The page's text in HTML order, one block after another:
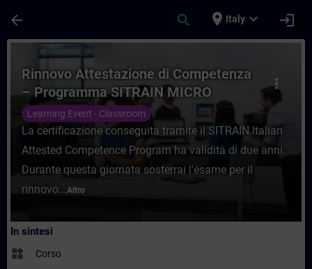
arrow_back search place Italy expand_more login
Corso - Rinnovo Attestazione di
more_vert
Rinnovo Attestazione di Competenza
– Programma SITRAIN MICRO
Learning Event - Classroom
La certificazione conseguita tramite il SITRAIN Italian
Attested Competence Program ha validità di due anni.
Durante questa giornata sosterrai l'esame per il
rinnovo...Altro
In sintesi
widgets Corso